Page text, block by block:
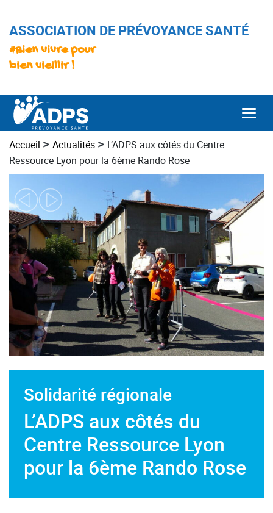
ASSOCIATION DE PRÉVOYANCE SANTÉ
#Bien vivre pour
bien vieillir !
Accueil > Actualités > L’ADPS aux côtés du Centre
Ressource Lyon pour la 6ème Rando Rose
Solidarité régionale
L’ADPS aux côtés du
Centre Ressource Lyon
pour la 6ème Rando Rose